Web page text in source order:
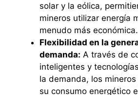
solar y la eólica,
mineros utilizar energía
menudo más económica.
Flexibilidad en la
demanda: A través de
inteligentes y
la demanda, los
su consumo energético